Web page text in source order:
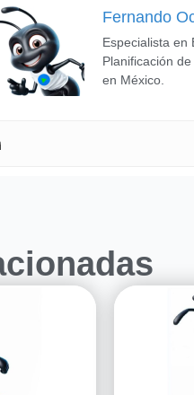
Fernando
Especialista en
Planificación
en México.